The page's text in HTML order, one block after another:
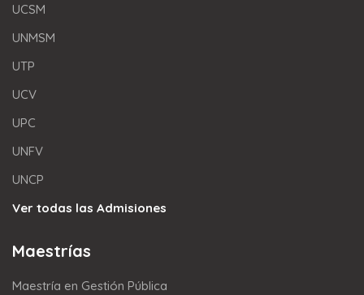
UCSM
UNMSM
UTP
UCV
UPC
UNFV
UNCP
Ver todas las Admisiones
Maestrías
Maestría en Gestión Pública